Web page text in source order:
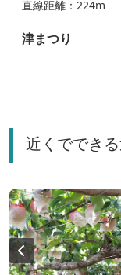
直線距離：224m
津まつり
近くででき